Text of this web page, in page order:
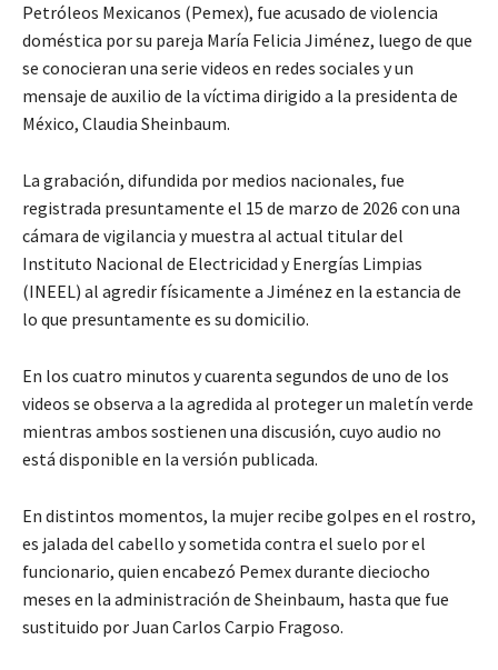
Petróleos Mexicanos (Pemex), fue acusado de violencia
doméstica por su pareja María Felicia Jiménez, luego de que
se conocieran una serie videos en redes sociales y un
mensaje de auxilio de la víctima dirigido a la presidenta de
México, Claudia Sheinbaum.
La grabación, difundida por medios nacionales, fue
registrada presuntamente el 15 de marzo de 2026 con una
cámara de vigilancia y muestra al actual titular del
Instituto Nacional de Electricidad y Energías Limpias
(INEEL) al agredir físicamente a Jiménez en la estancia de
lo que presuntamente es su domicilio.
En los cuatro minutos y cuarenta segundos de uno de los
videos se observa a la agredida al proteger un maletín verde
mientras ambos sostienen una discusión, cuyo audio no
está disponible en la versión publicada.
En distintos momentos, la mujer recibe golpes en el rostro,
es jalada del cabello y sometida contra el suelo por el
funcionario, quien encabezó Pemex durante dieciocho
meses en la administración de Sheinbaum, hasta que fue
sustituido por Juan Carlos Carpio Fragoso.